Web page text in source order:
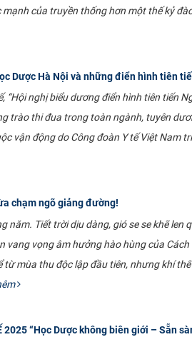
của truyền thống hơn một thế kỷ
Dược Hà Nội và những điển hình tiên
nghị biểu dương điển hình tiên tiến
trào thi đua trong toàn ngành, tuyên
vận động do Công đoàn Y tế Việt Nam
chạm ngõ giảng đường!
năm. Tiết trời dịu dàng, gió se se khẽ
vọng âm hưởng hào hùng của
mùa thu độc lập đầu tiên, nhưng khí
2025 “Học Dược không biên giới – Sẵn